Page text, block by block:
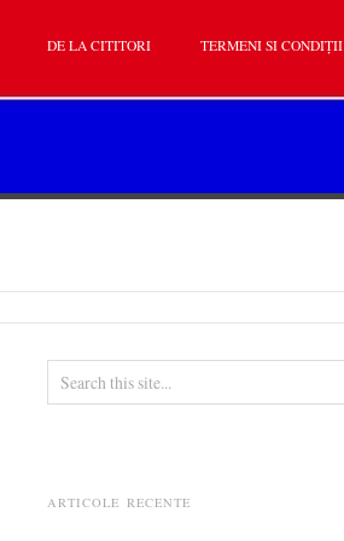
DE LA CITITORI TERMENI SI CONDIȚII
ARTICOLE RECENTE